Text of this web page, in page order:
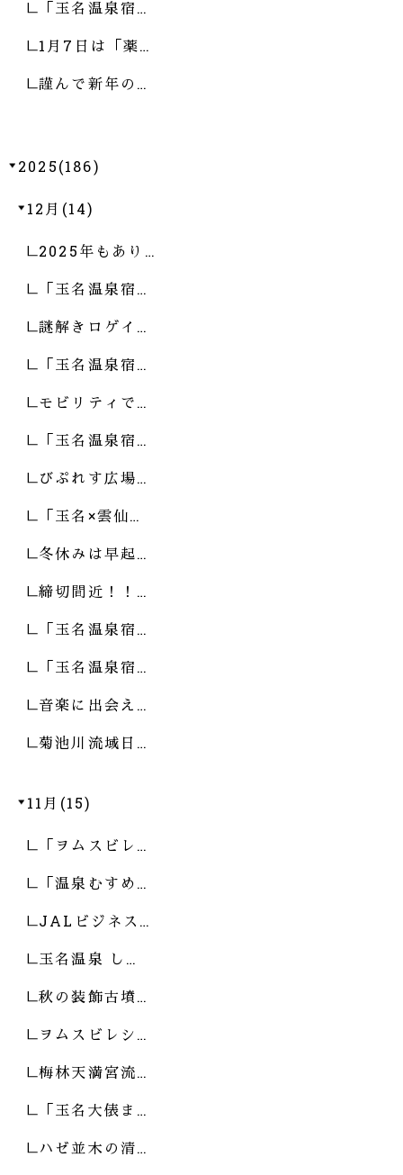
「玉名温泉宿…
1月7日は「薬…
謹んで新年の…
2025(186)
12月(14)
2025年もあり…
「玉名温泉宿…
謎解きロゲイ…
「玉名温泉宿…
モビリティで…
「玉名温泉宿…
びぷれす広場…
「玉名×雲仙…
冬休みは早起…
締切間近！！…
「玉名温泉宿…
「玉名温泉宿…
音楽に出会え…
菊池川流域日…
11月(15)
「ヲムスビレ…
「温泉むすめ…
JALビジネス…
玉名温泉 し…
秋の装飾古墳…
ヲムスビレシ…
梅林天満宮流…
「玉名大俵ま…
ハゼ並木の清…